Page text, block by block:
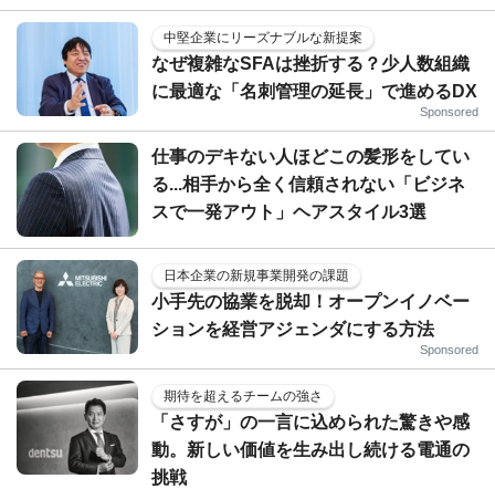
中堅企業にリーズナブルな新提案
なぜ複雑なSFAは挫折する？少人数組織
に最適な「名刺管理の延長」で進めるDX
Sponsored
仕事のデキない人ほどこの髪形をしてい
る...相手から全く信頼されない「ビジネ
スで一発アウト」ヘアスタイル3選
日本企業の新規事業開発の課題
小手先の協業を脱却！オープンイノベー
ションを経営アジェンダにする方法
Sponsored
期待を超えるチームの強さ
「さすが」の一言に込められた驚きや感
動。新しい価値を生み出し続ける電通の
挑戦